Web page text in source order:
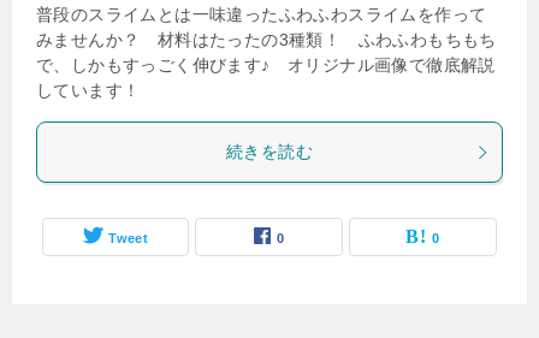
普段のスライムとは一味違ったふわふわスライムを作って
みませんか？ 材料はたったの3種類！ ふわふわもちもち
で、しかもすっごく伸びます♪ オリジナル画像で徹底解説
しています！
続きを読む
Tweet 0 0